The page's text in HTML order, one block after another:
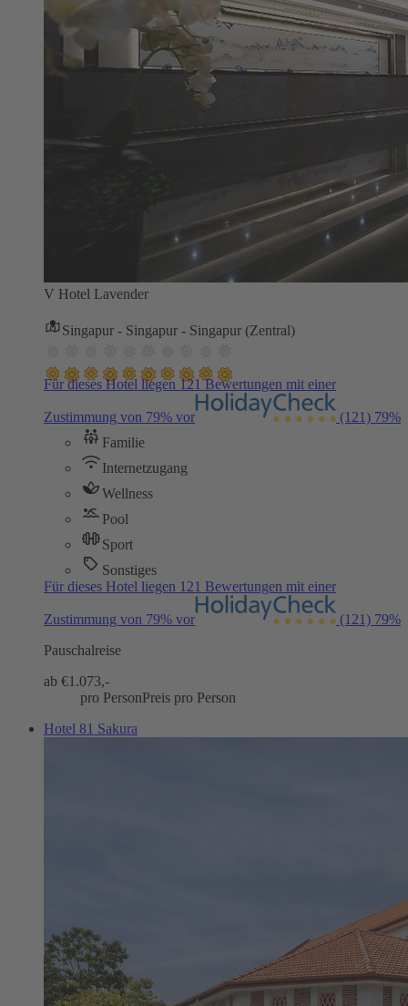
V Hotel Lavender
Singapur - Singapur - Singapur (Zentral)
Für dieses Hotel liegen 121 Bewertungen mit einer
Zustimmung von 79% vor (121) 79%
Familie
Internetzugang
Wellness
Pool
Sport
Sonstiges
Für dieses Hotel liegen 121 Bewertungen mit einer
Zustimmung von 79% vor (121) 79%
Pauschalreise
ab €1.073,-
pro PersonPreis pro Person
Hotel 81 Sakura